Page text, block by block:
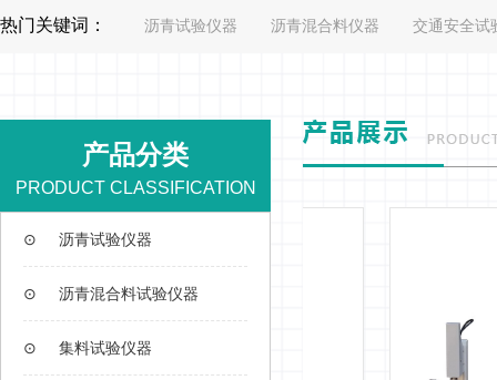
热门关键词： 沥青试验仪器 沥青混合料仪器 交通安全试
产品分类
PRODUCT CLASSIFICATION
⊙ 沥青试验仪器
⊙ 沥青混合料试验仪器
⊙ 集料试验仪器